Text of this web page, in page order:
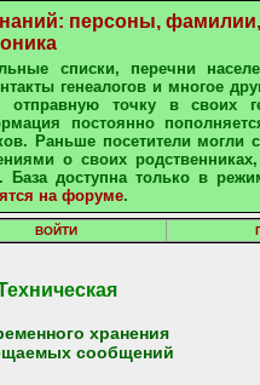
персоны, фамилии,
списки, перечни
генеалогов и многое
отправную точку в своих
постоянно
Раньше посетители могли
о своих
База доступна только в
на форуме.
ВОЙТИ
хранения
сообщений